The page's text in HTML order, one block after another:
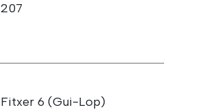
207
Fitxer 6 (Gui-Lop)